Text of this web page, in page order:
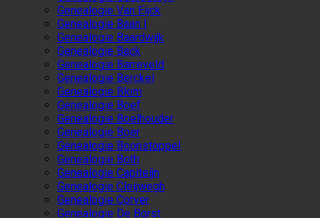
Genealogie Van Eijck
Genealogie Baan I
Genealogie Baardwijk
Genealogie Back
Genealogie Barreveld
Genealogie Berckel
Genealogie Blom
Genealogie Boef
Genealogie Boelhouder
Genealogie Boer
Genealogie Boonstoppel
Genealogie Both
Genealogie Capiteijn
Genealogie Cleijwegh
Genealogie Corver
Genealogie De Borst